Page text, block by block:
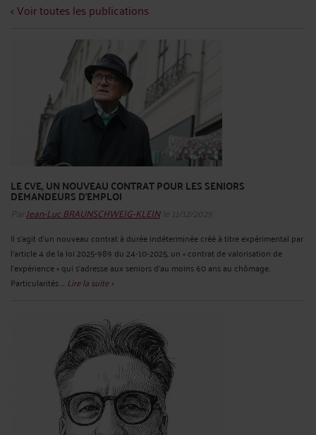
< Voir toutes les publications
LE CVE, UN NOUVEAU CONTRAT POUR LES SENIORS
DEMANDEURS D’EMPLOI
Par Jean-Luc BRAUNSCHWEIG-KLEINle 11/12/2025
Il s’agit d’un nouveau contrat à durée indéterminée créé à titre expérimental par
l’article 4 de la loi 2025-989 du 24-10-2025, un « contrat de valorisation de
l’expérience » qui s’adresse aux seniors d’au moins 60 ans au chômage.
Particularités ... Lire la suite >